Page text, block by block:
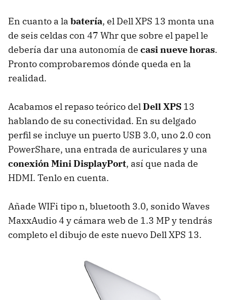
En cuanto a la batería, el DellXPS 13 monta una
de seis celdas con 47 Whr que sobre el papel le
debería dar una autonomía de casi nueve horas.
Pronto comprobaremos dónde queda en la
realidad.
Acabamos el repaso teórico delDellXPS 13
hablando de su conectividad. En su delgado
perfil se incluye un puertoUSB 3.0, uno 2.0 con
PowerShare, una entrada de auriculares y una
conexión Mini DisplayPort, así que nada de
HDMI. Tenlo en cuenta.
Añade WIFi tipo n, bluetooth 3.0, sonido Waves
MaxxAudio 4 y cámara web de 1.3 MP y tendrás
completo el dibujo de este nuevo DellXPS 13.